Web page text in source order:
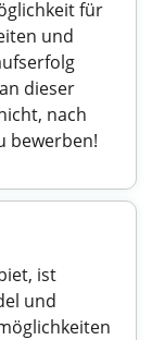
für
und
dieser
nach
bewerben!
ist
und